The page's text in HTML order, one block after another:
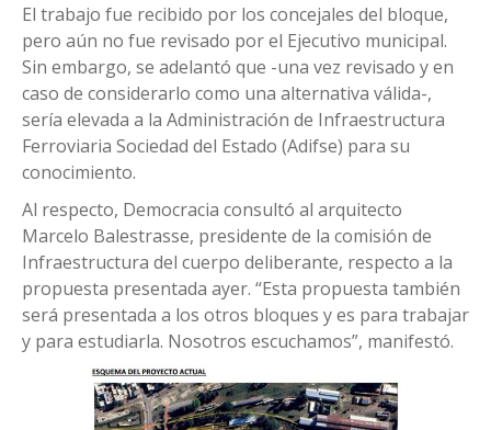
El trabajo fue recibido por los concejales del bloque,
pero aún no fue revisado por el Ejecutivo municipal.
Sin embargo, se adelantó que -una vez revisado y en
caso de considerarlo como una alternativa válida-,
sería elevada a la Administración de Infraestructura
Ferroviaria Sociedad del Estado (Adifse) para su
conocimiento.
Al respecto, Democracia consultó al arquitecto
Marcelo Balestrasse, presidente de la comisión de
Infraestructura del cuerpo deliberante, respecto a la
propuesta presentada ayer. “Esta propuesta también
será presentada a los otros bloques y es para trabajar
y para estudiarla. Nosotros escuchamos”, manifestó.